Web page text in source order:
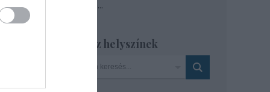
...
Szinház helyszínek